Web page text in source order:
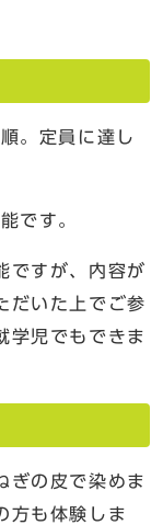
。定員に達し
です。
ですが、内容が
だいた上でご参
学児でもできま
ぎの皮で染めま
方も体験しま